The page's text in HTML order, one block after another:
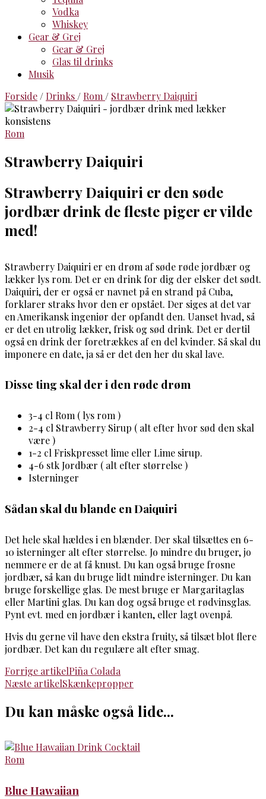
Vodka
Whiskey
Gear & Grej
Gear & Grej
Glas til drinks
Musik
Forside / Drinks / Rom / Strawberry Daiquiri
Rom
Strawberry Daiquiri
Strawberry Daiquiri er den søde
jordbær drink de fleste piger er vilde
med!
Strawberry Daiquiri er en drøm af søde røde jordbær og
lækker lys rom. Det er en drink for dig der elsker det sødt.
Daiquiri, der er også er navnet på en strand på Cuba,
forklarer straks hvor den er opstået. Der siges at det var
en Amerikansk ingeniør der opfandt den. Uanset hvad, så
er det en utrolig lækker, frisk og sød drink. Det er dertil
også en drink der foretrækkes af en del kvinder. Så skal du
imponere en date, ja så er det den her du skal lave.
Disse ting skal der i den røde drøm
3-4 cl Rom ( lys rom )
2-4 cl Strawberry Sirup ( alt efter hvor sød den skal
være )
1-2 cl Friskpresset lime eller Lime sirup.
4-6 stk Jordbær ( alt efter størrelse )
Isterninger
Sådan skal du blande en Daiquiri
Det hele skal hældes i en blænder. Der skal tilsættes en 6-
10 isterninger alt efter størrelse. Jo mindre du bruger, jo
nemmere er de at få knust. Du kan også bruge frosne
jordbær, så kan du bruge lidt mindre isterninger. Du kan
bruge forskellige glas. De mest bruge er Margaritaglas
eller Martini glas. Du kan dog også bruge et rødvinsglas.
Pynt evt. med en jordbær i kanten, eller lagt ovenpå.
Hvis du gerne vil have den ekstra fruity, så tilsæt blot flere
jordbær. Det kan du regulære alt efter smag.
Indlægsnavigation
Forrige artikelPiña Colada
Næste artikelSkænkepropper
Du kan måske også lide...
Rom
Blue Hawaiian